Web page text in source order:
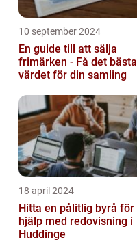
10 september 2024
En guide till att sälja
frimärken - Få det bästa
värdet för din samling
18 april 2024
Hitta en pålitlig byrå för
hjälp med redovisning i
Huddinge